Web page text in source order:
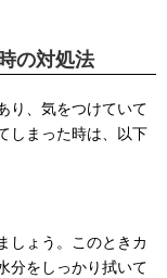
の対処法
り、気をつけていて
しまった時は、以下
しょう。このときカ
分をしっかり拭いて